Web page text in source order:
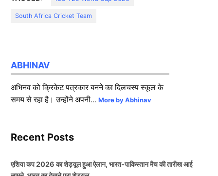
South Africa Cricket Team
ABHINAV
अभिनव को क्रिकेट पत्रकार बनने का दिलचस्प स्कूल के
समय से रहा है। उन्होंने अपनी...More by Abhinav
Recent Posts
एशिया कप 2026 का शेड्यूल हुआ ऐलान, भारत-पाकिस्तान मैच की तारीख आई